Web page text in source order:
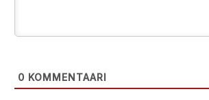
0 KOMMENTAARI